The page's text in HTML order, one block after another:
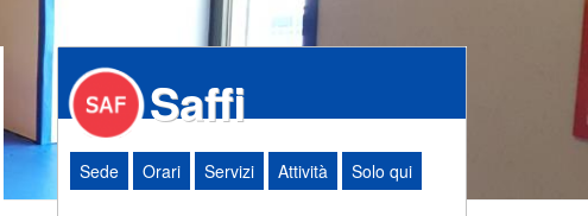
Saffi
Sede Orari Servizi Attività Solo qui